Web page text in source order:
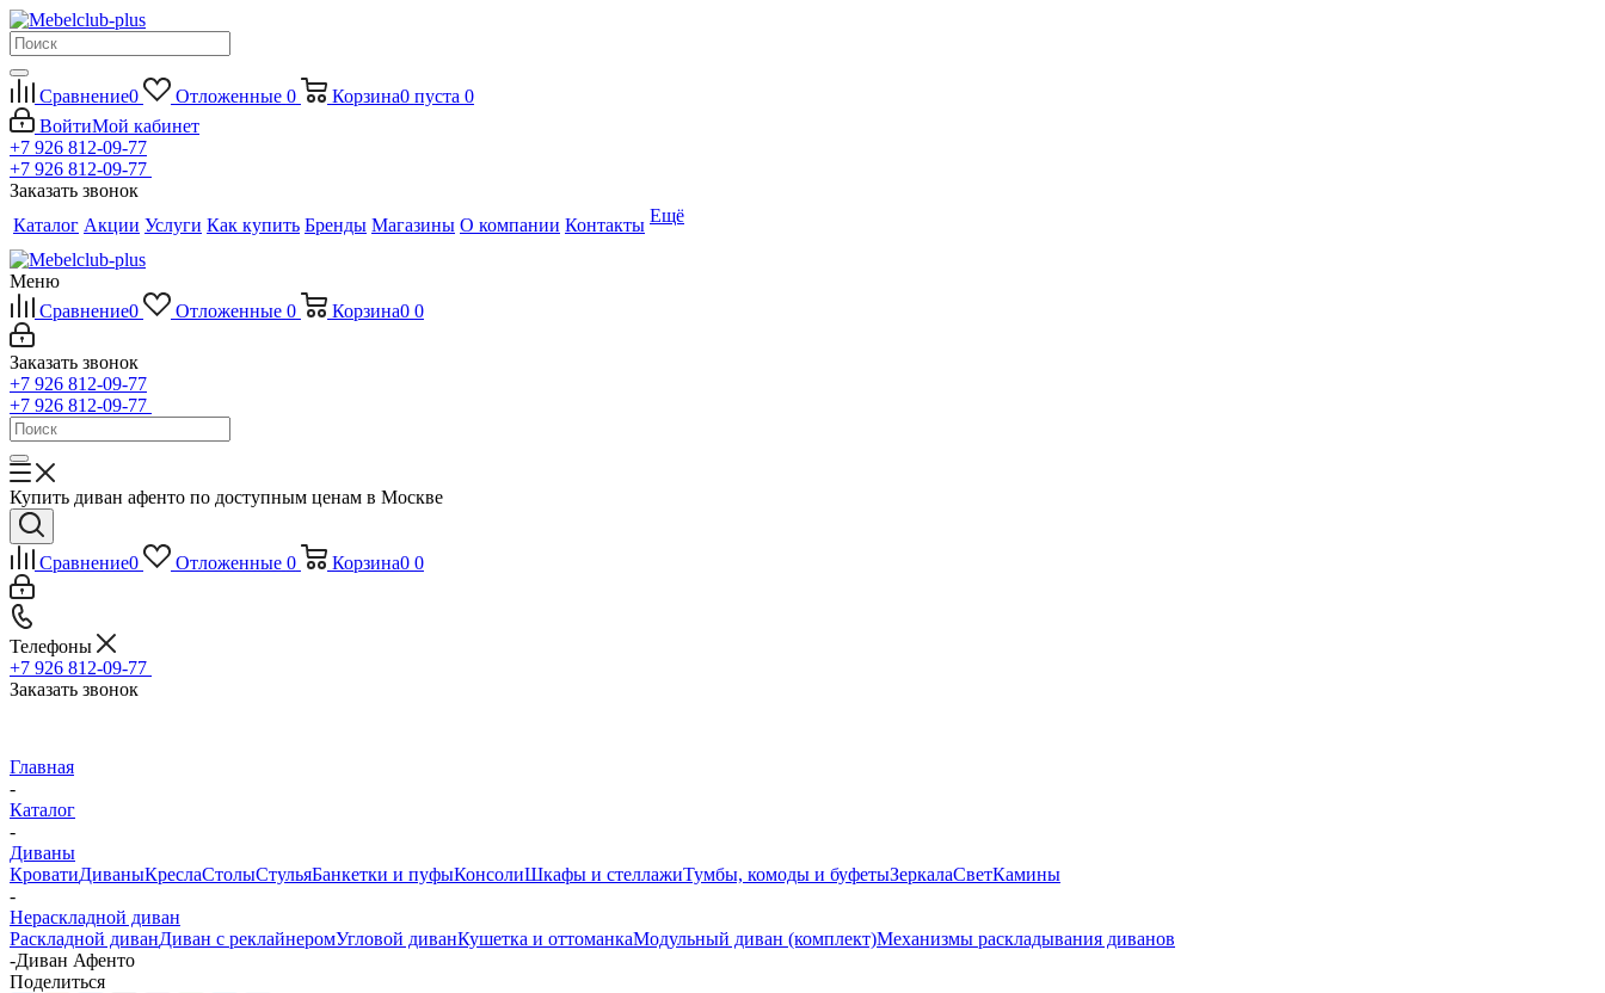
Сравнение0 Отложенные 0 Корзина0 пуста 0
ВойтиМой кабинет
+7 926 812-09-77
+7 926 812-09-77
Заказать звонок
Каталог Акции Услуги Как купить Бренды Магазины О компании Контакты Ещё
Меню
Сравнение0 Отложенные 0 Корзина0 0
Заказать звонок
+7 926 812-09-77
+7 926 812-09-77
Купить диван афенто по доступным ценам в Москве
Сравнение0 Отложенные 0 Корзина0 0
Телефоны
+7 926 812-09-77
Заказать звонок
Главная
-
Каталог
-
Диваны
КроватиДиваныКреслаСтолыСтульяБанкетки и пуфыКонсолиШкафы и стеллажиТумбы, комоды и буфетыЗеркалаСветКамины
-
Нераскладной диван
Раскладной диванДиван с реклайнеромУгловой диванКушетка и оттоманкаМодульный диван (комплект)Механизмы раскладывания диванов
-Диван Афенто
Поделиться